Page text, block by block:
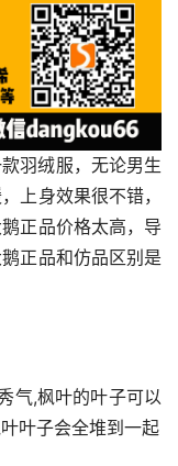
羽绒服，无论男生
上身效果很不错，
正品价格太高，导
正品和仿品区别是
气,枫叶的叶子可以
叶子会全堆到一起